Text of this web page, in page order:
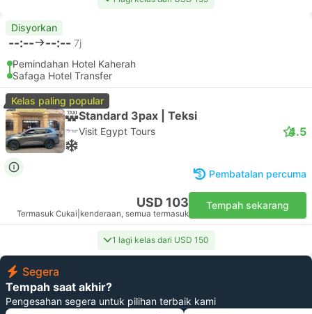
Disyorkan
--:-- --:-- 7j
Pemindahan Hotel Kaherah
Safaga Hotel Transfer
Kelas paling popular
Standard 3pax | Teksi
Visit Egypt Tours 4.5
Pembatalan percuma
USD 103
Termasuk Cukai kenderaan, semua termasuk
Tempah sekarang
1 lagi kelas dari USD 150
Segera
Tempah saat akhir?
Pengesahan segera untuk pilihan terbaik kami